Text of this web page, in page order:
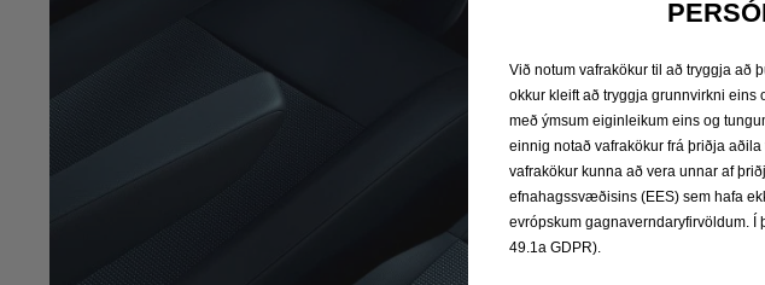
Við notum vafrakökur til að tryggja að
okkur kleift að tryggja grunnvirkni
með ýmsum eiginleikum eins og
einnig notað vafrakökur frá þriðja
vafrakökur kunna að vera unnar af
efnahagssvæðisins (EES) sem hafa
evrópskum gagnaverndaryfirvöldum. Í
49.1a GDPR).